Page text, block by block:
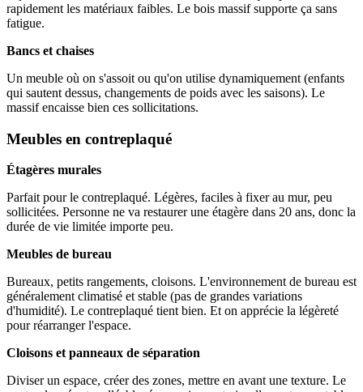
rapidement les matériaux faibles. Le bois massif supporte ça sans
fatigue.
Bancs et chaises
Un meuble où on s'assoit ou qu'on utilise dynamiquement (enfants
qui sautent dessus, changements de poids avec les saisons). Le
massif encaisse bien ces sollicitations.
Meubles en contreplaqué
Étagères murales
Parfait pour le contreplaqué. Légères, faciles à fixer au mur, peu
sollicitées. Personne ne va restaurer une étagère dans 20 ans, donc la
durée de vie limitée importe peu.
Meubles de bureau
Bureaux, petits rangements, cloisons. L'environnement de bureau est
généralement climatisé et stable (pas de grandes variations
d'humidité). Le contreplaqué tient bien. Et on apprécie la légèreté
pour réarranger l'espace.
Cloisons et panneaux de séparation
Diviser un espace, créer des zones, mettre en avant une texture. Le